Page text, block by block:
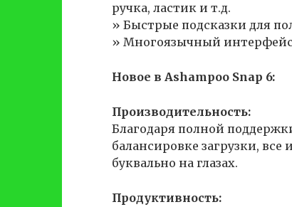
ручка, ластик и т.д.
» Быстрые подсказки для
» Многоязычный
Новое в Ashampoo Snap 6:
Производительность:
Благодаря полной
балансировке загрузки,
буквально на глазах.
Продуктивность: